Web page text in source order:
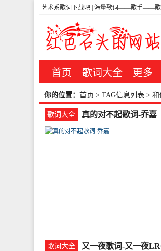
艺术系歌词下载吧 | 海量歌词——歌手——
首页 歌词大全 更多
你的位置： 首页 > TAG信息列表 > 和
歌词大全 真的对不起歌词-乔嘉
歌词大全 又一夜歌词-又一夜